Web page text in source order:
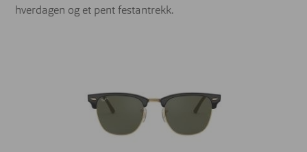
hverdagen og et pent festantrekk.